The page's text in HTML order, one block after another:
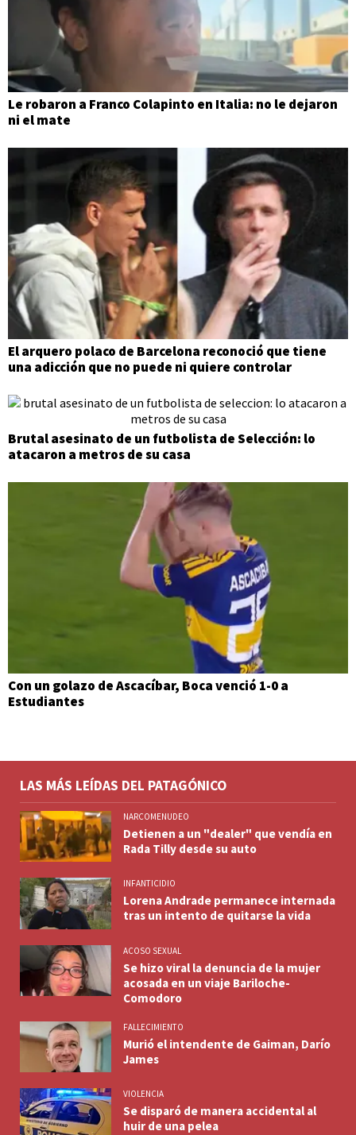
Le robaron a Franco Colapinto en Italia: no le dejaron
ni el mate
El arquero polaco de Barcelona reconoció que tiene
una adicción que no puede ni quiere controlar
Brutal asesinato de un futbolista de Selección: lo
atacaron a metros de su casa
Con un golazo de Ascacíbar, Boca venció 1-0 a
Estudiantes
LAS MÁS LEÍDAS DEL PATAGÓNICO
NARCOMENUDEO
Detienen a un "dealer" que vendía en
Rada Tilly desde su auto
INFANTICIDIO
Lorena Andrade permanece internada
tras un intento de quitarse la vida
ACOSO SEXUAL
Se hizo viral la denuncia de la mujer
acosada en un viaje Bariloche-
Comodoro
FALLECIMIENTO
Murió el intendente de Gaiman, Darío
James
VIOLENCIA
Se disparó de manera accidental al
huir de una pelea